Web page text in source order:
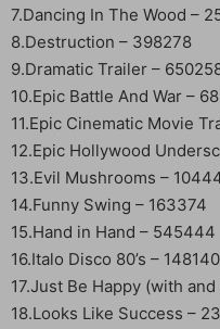
7.Dancing In The Wood –
8.Destruction – 398278
9.Dramatic Trailer –
10.Epic Battle And War –
11.Epic Cinematic Movie
12.Epic Hollywood
13.Evil Mushrooms –
14.Funny Swing – 163374
15.Hand in Hand – 545444
16.Italo Disco 80’s – 148140
17.Just Be Happy (with
18.Looks Like Success –